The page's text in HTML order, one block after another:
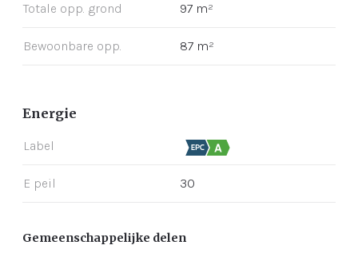
Totale opp. grond 97 m²
Bewoonbare opp. 87 m²
Energie
Label
E peil 30
Gemeenschappelijke delen